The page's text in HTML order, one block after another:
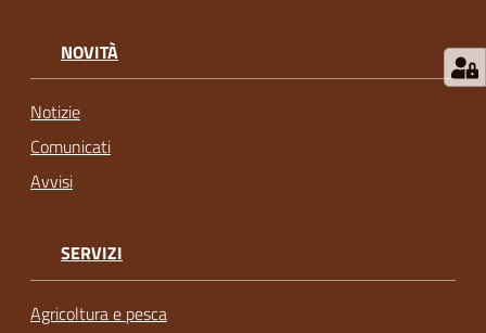
NOVITÀ
Notizie
Comunicati
Avvisi
SERVIZI
Agricoltura e pesca